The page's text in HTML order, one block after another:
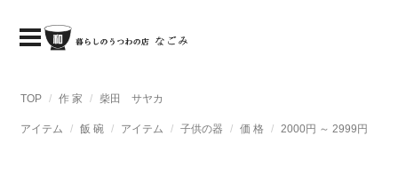
TOP 作 家 柴田 サヤカ
アイテム 飯 碗 アイテム 子供の器 価 格 2000円 ～ 2999円